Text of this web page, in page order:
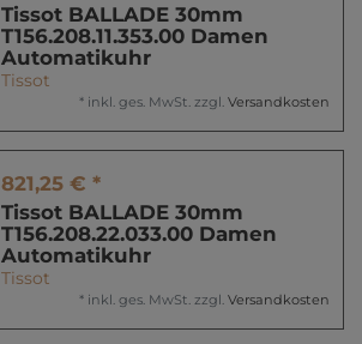
Tissot BALLADE 30mm
T156.208.11.353.00 Damen
Automatikuhr
Tissot
* inkl. ges. MwSt. zzgl. Versandkosten
821,25 € *
Tissot BALLADE 30mm
T156.208.22.033.00 Damen
Automatikuhr
Tissot
* inkl. ges. MwSt. zzgl. Versandkosten